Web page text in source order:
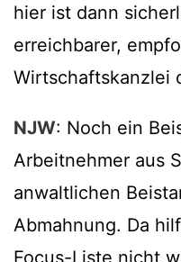
hier ist dann
erreichbarer,
Wirtschaftskanzlei
NJW: Noch ein
Arbeitnehmer aus
anwaltlichen
Abmahnung. Da
Focus-Liste nicht